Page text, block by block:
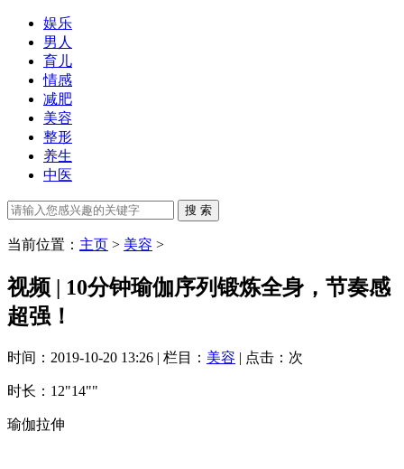
娱乐
男人
育儿
情感
减肥
美容
整形
养生
中医
当前位置： 主页 > 美容 >
视频 | 10分钟瑜伽序列锻炼全身，节奏感
超强！
时间：2019-10-20 13:26 | 栏目： 美容 | 点击： 次
时长 ：12"14""
瑜伽拉伸